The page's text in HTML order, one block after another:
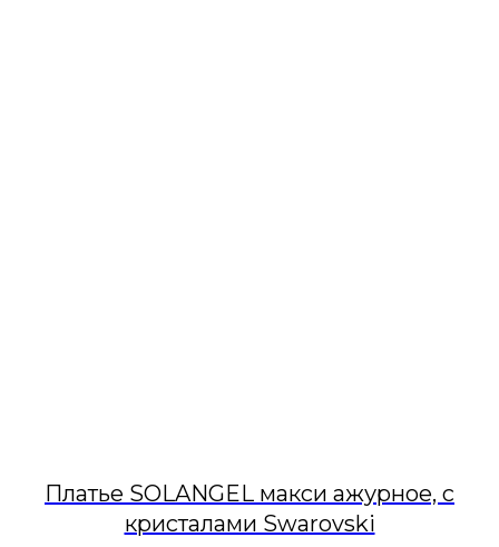
Платье SOLANGEL макси ажурное, с
кристалами Swarovski